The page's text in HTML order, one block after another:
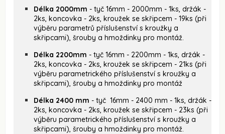
Délka 2000mm - tyč 16mm - 2000mm - 1ks, držák -
2ks, koncovka - 2ks, kroužek se skřipcem - 19ks (při
výběru parametrů příslušenství s kroužky a
skřipcami), šrouby a hmoždinky pro montáž.
Délka 2200mm - tyč 16mm - 2200mm - 1ks, držák -
2ks, koncovka - 2ks, kroužek se skřipcem - 21ks (při
výběru parametrického příslušenství s kroužky a
skřipcami), šrouby a hmoždinky pro montáž
Délka 2400 mm - tyč 16mm - 2400 mm - 1ks, držák -
2ks, koncovka - 2ks, kroužek se skřipcem - 23ks (při
výběru parametrického příslušenství s kroužky a
skřipcami), šrouby a hmoždinky pro montáž.